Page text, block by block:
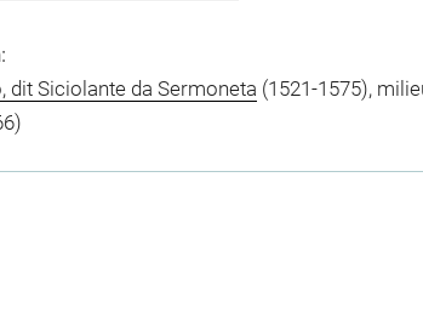
dit Siciolante da Sermoneta (1521-1575),